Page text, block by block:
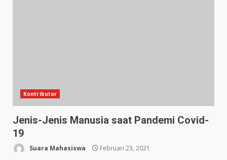
Kontributor
Jenis-Jenis Manusia saat Pandemi Covid-
19
Suara Mahasiswa Februari 23, 2021